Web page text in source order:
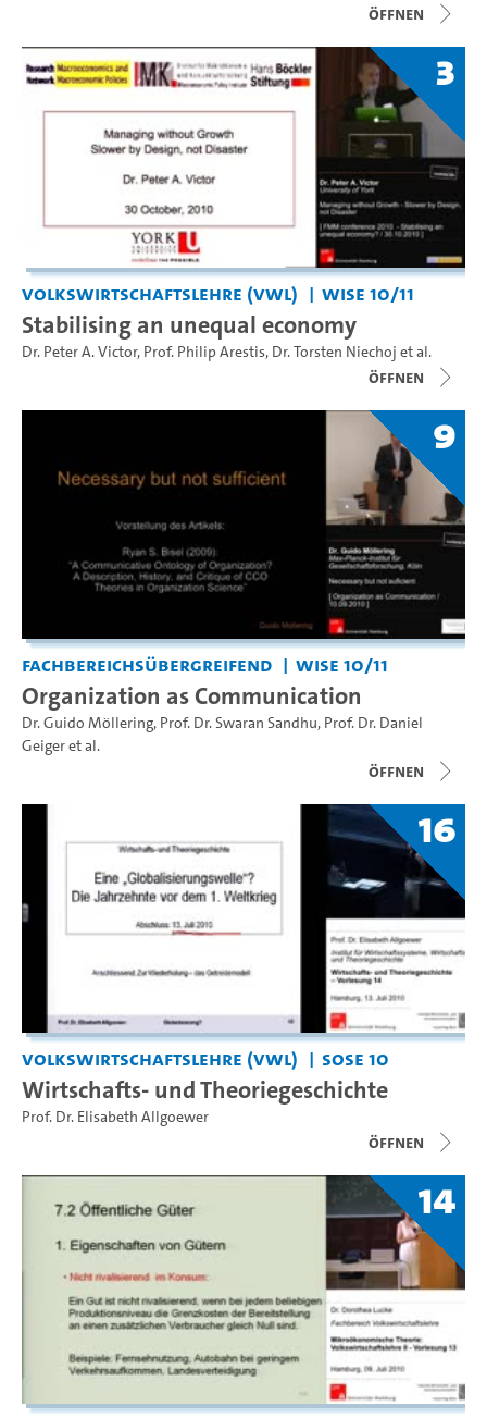
Öffnen
3
Volkswirtschaftslehre (VWL) WiSe 10/11
Stabilising an unequal economy
Dr. Peter A. Victor, Prof. Philip Arestis, Dr. Torsten Niechoj et al.
Öffnen
9
Fachbereichsübergreifend WiSe 10/11
Organization as Communication
Dr. Guido Möllering, Prof. Dr. Swaran Sandhu, Prof. Dr. Daniel
Geigeret al.
Öffnen
16
Volkswirtschaftslehre (VWL) SoSe 10
Wirtschafts- und Theoriegeschichte
Prof. Dr. Elisabeth Allgoewer
Öffnen
14